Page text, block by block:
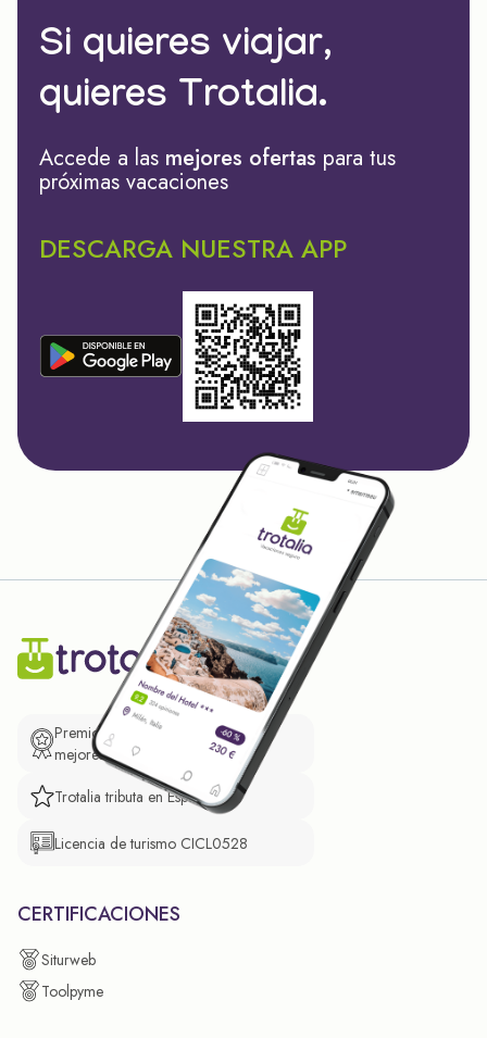
Si quieres viajar,
quieres Trotalia.
Accede a las mejores ofertas para tus
próximas vacaciones
DESCARGA NUESTRA APP
Premio de El Confidencial a las
mejores prácticas empresariales.
Trotalia tributa en España
Licencia de turismo CICL0528
CERTIFICACIONES
Siturweb
Toolpyme